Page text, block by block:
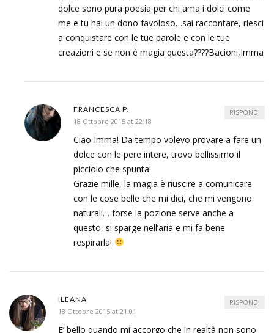
dolce sono pura poesia per chi ama i dolci come
me e tu hai un dono favoloso…sai raccontare, riesci
a conquistare con le tue parole e con le tue
creazioni e se non è magia questa????Bacioni,Imma
FRANCESCA P.
18 Ottobre 2015 at 22:18
Ciao Imma! Da tempo volevo provare a fare un
dolce con le pere intere, trovo bellissimo il
picciolo che spunta!
Grazie mille, la magia è riuscire a comunicare
con le cose belle che mi dici, che mi vengono
naturali… forse la pozione serve anche a
questo, si sparge nell’aria e mi fa bene
respirarla!
RISPONDI
ILEANA
18 Ottobre 2015 at 21:01
E’ bello quando mi accorgo che in realtà non sono
RISPONDI